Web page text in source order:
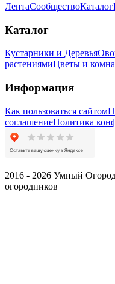
ЛентаСообществоКаталог
Каталог
Кустарники и Деревья
растениямиЦветы и
Информация
Как пользоваться сайтом
соглашениеПолитика
2016 - 2026 Умный
огородников